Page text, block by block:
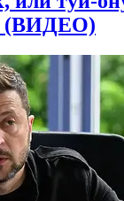
(ВИДЕО)